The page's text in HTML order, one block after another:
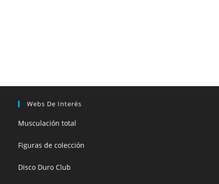
Webs De Interés
Musculación total
Figuras de colección
Disco Duro Club